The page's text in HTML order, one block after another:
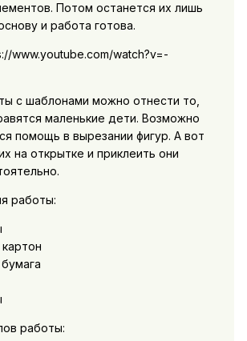
Потом останется их лишь
и работа готова.
www.youtube.com/watch?v=-
с шаблонами можно отнести то,
маленькие дети. Возможно
помощь в вырезании фигур. А вот
на открытке и приклеить они
работы:
работы: